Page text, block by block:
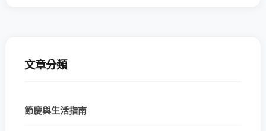
文章分類
節慶與生活指南